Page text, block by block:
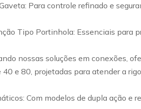
Para controle refinado e
Tipo Portinhola: Essenciais para
nossas soluções em conexões,
e 80, projetadas para atender a
Com modelos de dupla ação